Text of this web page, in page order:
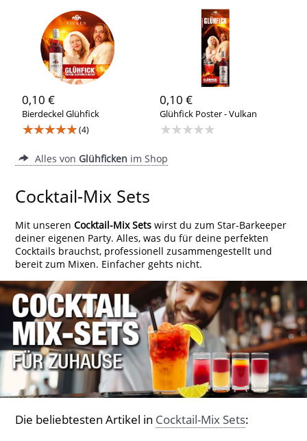
0,10 €
Bierdeckel Glühfick
★★★★★(4)
0,10 €
Glühfick Poster - Vulkan
★★★★★
Alles von Glühficken im Shop
Cocktail-Mix Sets
Mit unserenCocktail-Mix Sets wirst du zum Star-Barkeeper
deiner eigenen Party. Alles, was du für deine perfekten
Cocktails brauchst, professionell zusammengestellt und
bereit zum Mixen. Einfacher gehts nicht.
Die beliebtesten Artikel in Cocktail-Mix Sets: